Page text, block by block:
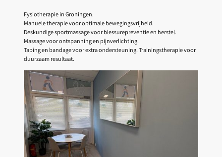
Fysiotherapie in Groningen.
Manuele therapie voor optimale bewegingsvrijheid.
Deskundige sportmassage voor blessurepreventie en herstel.
Massage voor ontspanning en pijnverlichting.
Taping en bandage voor extra ondersteuning. Trainingstherapie voor
duurzaam resultaat.